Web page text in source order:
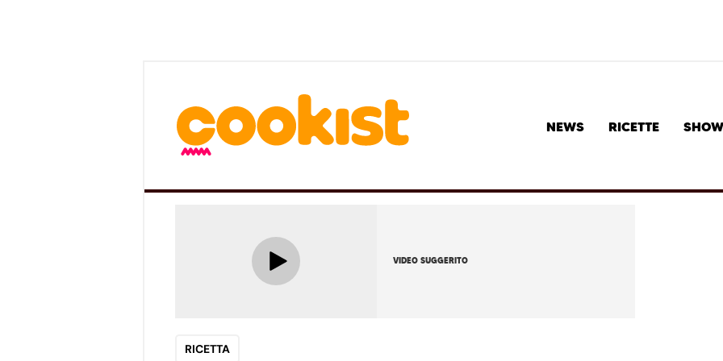
NEWS RICETTE SHOW
VIDEO SUGGERITO
RICETTA